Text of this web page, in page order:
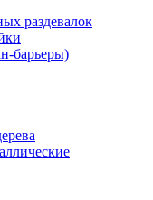
раздевалок
барьеры)